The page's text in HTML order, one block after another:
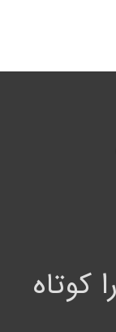
کوتاه